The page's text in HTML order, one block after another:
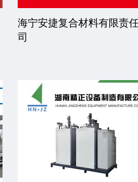
海宁安捷复合材料有限责
司